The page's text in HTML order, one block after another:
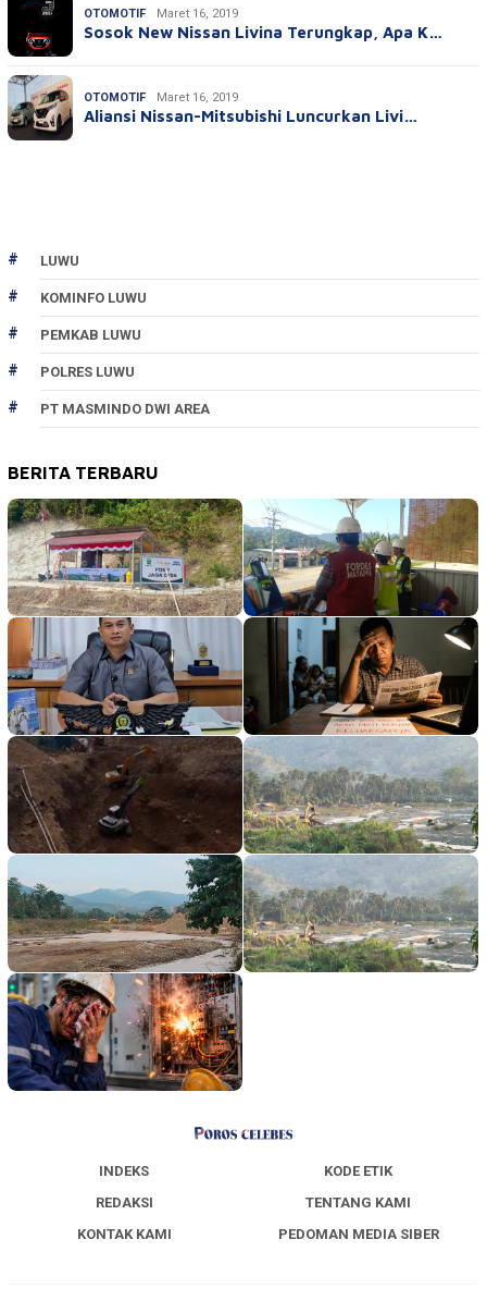
OTOMOTIF Maret 16, 2019
Sosok New Nissan Livina Terungkap, Apa K…
OTOMOTIF Maret 16, 2019
Aliansi Nissan-Mitsubishi Luncurkan Livi…
LUWU
KOMINFO LUWU
PEMKAB LUWU
POLRES LUWU
PT MASMINDO DWI AREA
BERITA TERBARU
INDEKS
KODE ETIK
REDAKSI
TENTANG KAMI
KONTAK KAMI
PEDOMAN MEDIA SIBER